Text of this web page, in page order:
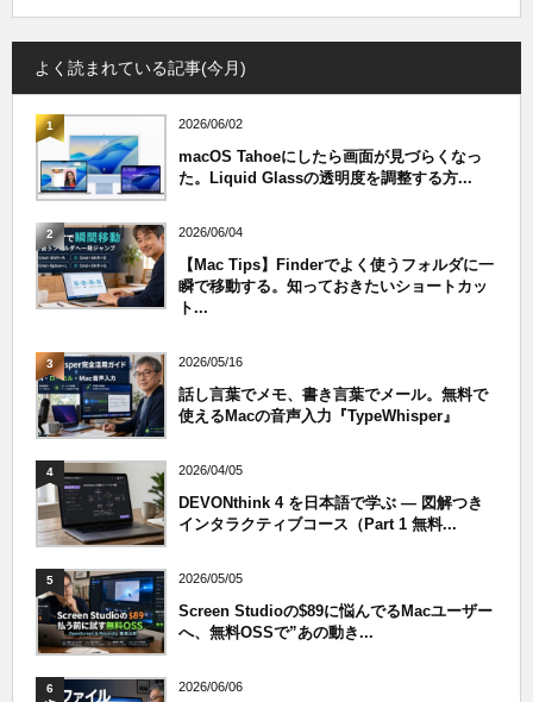
よく読まれている記事(今月)
1 2026/06/02
macOS Tahoeにしたら画面が見づらくなっ
た。Liquid Glassの透明度を調整する方...
2 2026/06/04
【Mac Tips】Finderでよく使うフォルダに一
瞬で移動する。知っておきたいショートカッ
ト...
3 2026/05/16
話し言葉でメモ、書き言葉でメール。無料で
使えるMacの音声入力『TypeWhisper』
4 2026/04/05
DEVONthink 4 を日本語で学ぶ — 図解つき
インタラクティブコース（Part 1 無料...
5 2026/05/05
Screen Studioの$89に悩んでるMacユーザー
へ、無料OSSで”あの動き...
6 2026/06/06